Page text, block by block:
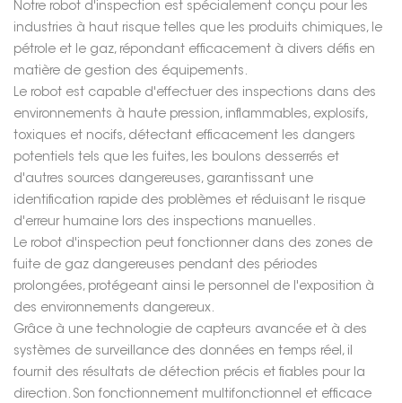
Notre robot d'inspection est spécialement conçu pour les
industries à haut risque telles que les produits chimiques, le
pétrole et le gaz, répondant efficacement à divers défis en
matière de gestion des équipements.
Le robot est capable d'effectuer des inspections dans des
environnements à haute pression, inflammables, explosifs,
toxiques et nocifs, détectant efficacement les dangers
potentiels tels que les fuites, les boulons desserrés et
d'autres sources dangereuses, garantissant une
identification rapide des problèmes et réduisant le risque
d'erreur humaine lors des inspections manuelles.
Le robot d'inspection peut fonctionner dans des zones de
fuite de gaz dangereuses pendant des périodes
prolongées, protégeant ainsi le personnel de l'exposition à
des environnements dangereux.
Grâce à une technologie de capteurs avancée et à des
systèmes de surveillance des données en temps réel, il
fournit des résultats de détection précis et fiables pour la
direction. Son fonctionnement multifonctionnel et efficace